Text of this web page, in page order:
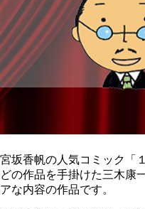
宮坂香帆の人気コミック「
どの作品を手掛けた三木康
アな内容の作品です。